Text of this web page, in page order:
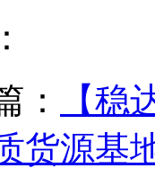
：
【
货源基